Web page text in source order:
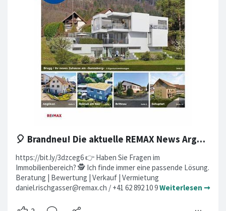
🎈 Brandneu! Die aktuelle REMAX News Argovia
https://bit.ly/3dzceg6 👉 Haben Sie Fragen im
Immobilienbereich? 🕵️ Ich finde immer eine passende Lösung.
Beratung | Bewertung | Verkauf | Vermietung
daniel.rischgasser@remax.ch / +41 62 892 10 9Weiterlesen ➞